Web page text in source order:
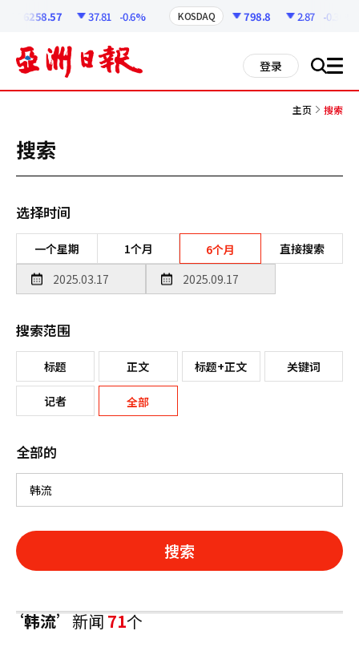
6258.57 37.81 -0.6% KOSDAQ 798.8 2.87 -0.36%
登录 搜 all
主页 搜索
搜索
选择时间
一个星期 1个月 6个月 直接搜索
搜索范围
标题 正文 标题+正文 关键词
记者 全部
全部的
搜索
‘韩流’新闻71个